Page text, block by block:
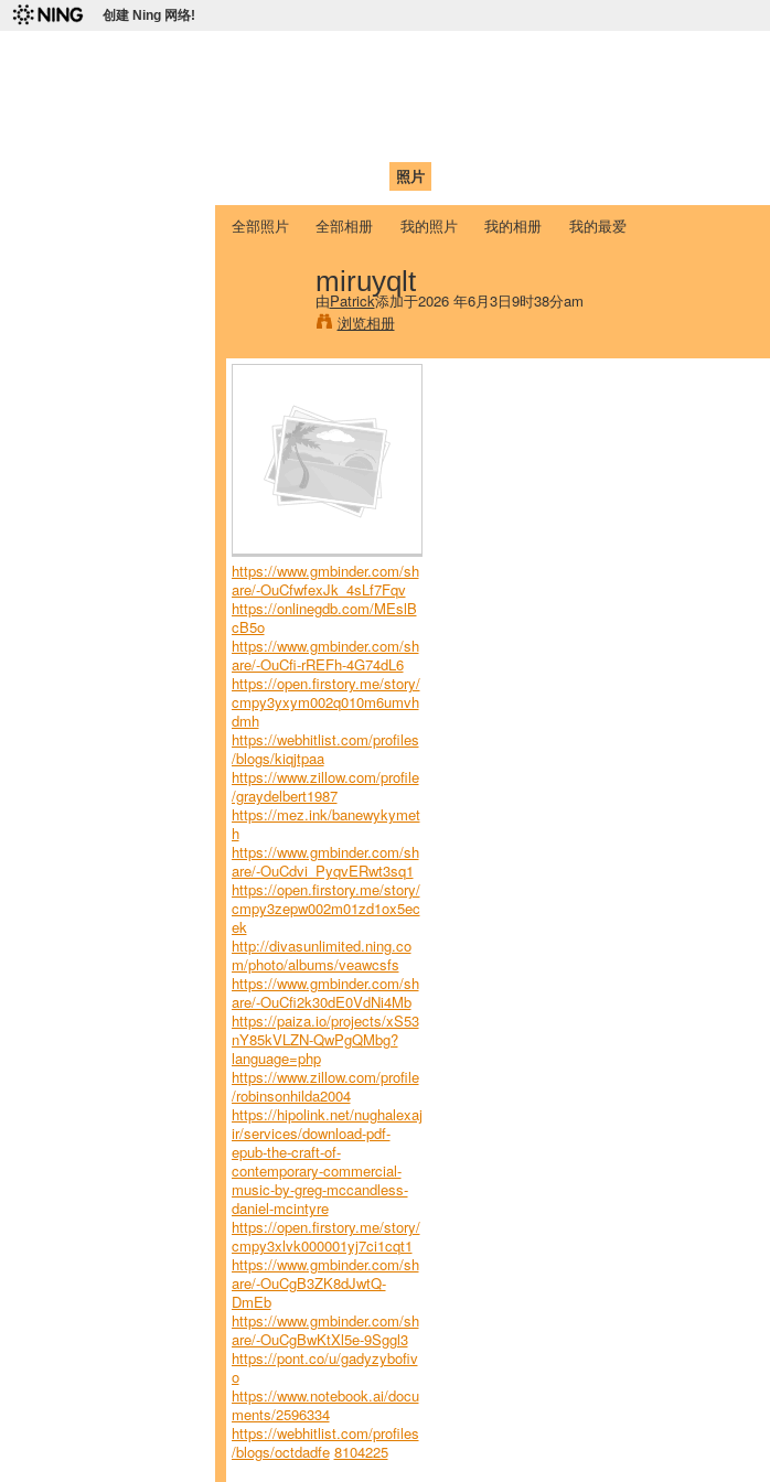
创建 Ning 网络!
照片
全部照片 全部相册 我的照片 我的相册 我的最爱
miruyqlt
由Patrick添加于2026 年6月3日9时38分am
浏览相册
https://www.gmbinder.com/sh
are/-OuCfwfexJk_4sLf7Fqv
https://onlinegdb.com/MEslB
cB5o
https://www.gmbinder.com/sh
are/-OuCfi-rREFh-4G74dL6
https://open.firstory.me/story/
cmpy3yxym002q010m6umvh
dmh
https://webhitlist.com/profiles
/blogs/kiqjtpaa
https://www.zillow.com/profile
/graydelbert1987
https://mez.ink/banewykymet
h
https://www.gmbinder.com/sh
are/-OuCdvi_PyqvERwt3sq1
https://open.firstory.me/story/
cmpy3zepw002m01zd1ox5ec
ek
http://divasunlimited.ning.co
m/photo/albums/veawcsfs
https://www.gmbinder.com/sh
are/-OuCfi2k30dE0VdNi4Mb
https://paiza.io/projects/xS53
nY85kVLZN-QwPgQMbg?
language=php
https://www.zillow.com/profile
/robinsonhilda2004
https://hipolink.net/nughalexaj
ir/services/download-pdf-
epub-the-craft-of-
contemporary-commercial-
music-by-greg-mccandless-
daniel-mcintyre
https://open.firstory.me/story/
cmpy3xlvk000001yj7ci1cqt1
https://www.gmbinder.com/sh
are/-OuCgB3ZK8dJwtQ-
DmEb
https://www.gmbinder.com/sh
are/-OuCgBwKtXl5e-9Sggl3
https://pont.co/u/gadyzybofiv
o
https://www.notebook.ai/docu
ments/2596334
https://webhitlist.com/profiles
/blogs/octdadfe 8104225